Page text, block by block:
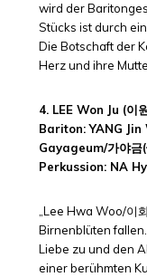
wird der
Stücks ist durch
Die Botschaft der
Herz und ihre
4. LEE Won Ju (이
Bariton: YANG Jin
Gayageum/가야금
Perkussion: NA
„Lee Hwa Woo/이
Birnenblüten
Liebe zu und den
einer berühmten